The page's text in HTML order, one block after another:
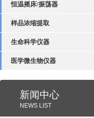
恒温摇床/振荡器
样品浓缩提取
生命科学仪器
医学微生物仪器
新闻中心
NEWS LIST